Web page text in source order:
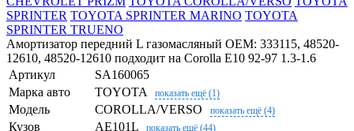
SPRINTER TOYOTA SPRINTER MARINO TOYOTA
SPRINTER TRUENO
Амортизатор передний L газомасляный OEM: 333115, 48520-
12610, 48520-12610 подходит на Corolla E10 92-97 1.3-1.6
Артикул
SA160065
Марка авто
TOYOTA показать ещё (1)
Модель COROLLA/VERSO показать ещё (4)
Кузов AE101L показать ещё (44)